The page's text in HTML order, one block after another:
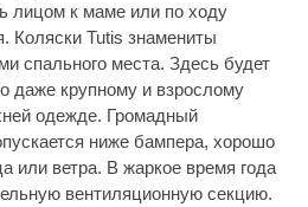
лицом к маме или по ходу
Коляски Tutis знамениты
спального места. Здесь будет
даже крупному и взрослому
одежде. Громадный
ниже бампера, хорошо
или ветра. В жаркое время года
вентиляционную секцию.